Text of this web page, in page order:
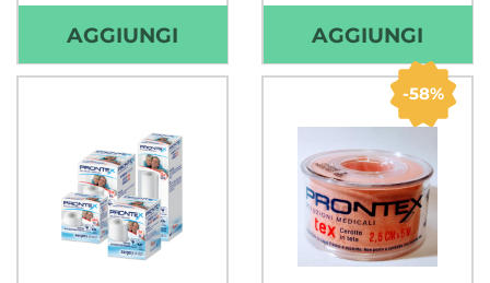
AGGIUNGI AGGIUNGI CEROTTO
ADESIVO
X
5
IN
AGGIUNGI
2,5
CM
5
M
IN
TNT
58%